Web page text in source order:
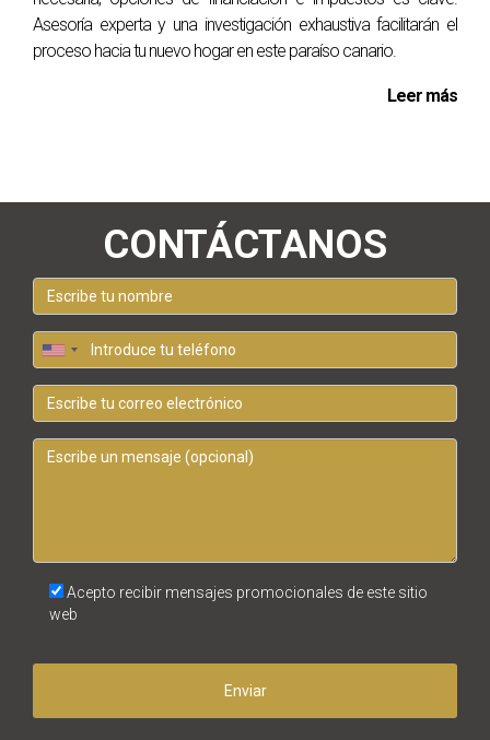
Si encuentras problemas legales, es crucial que consultes
con un abogado especializado en derecho inmobiliario
sobre las mejores acciones a seguir y proteger tus
Asesoría experta y una investigación exhaustiva facilitarán el
proceso hacia tu nuevo hogar en este paraíso canario.
Leer más
CONTÁCTANOS
Acepto recibir mensajes promocionales de este sitio
web
Enviar